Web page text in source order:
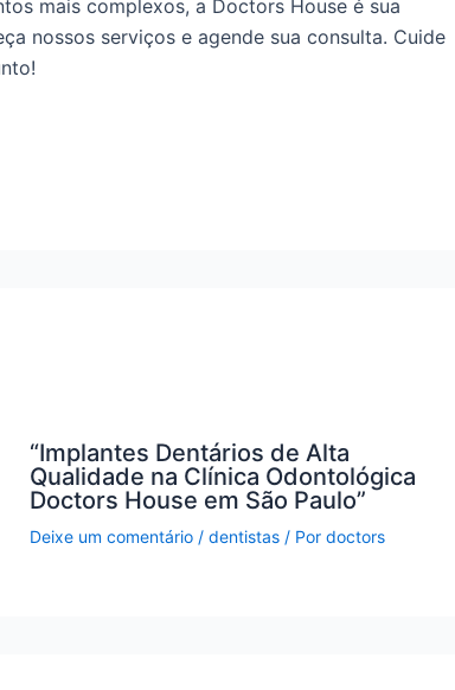
mais complexos, a Doctors House é sua
nossos serviços e agende sua consulta. Cuide
“Implantes Dentários de Alta
Qualidade na Clínica Odontológica
Doctors House em São Paulo”
Deixe um comentário / dentistas/ Por doctors